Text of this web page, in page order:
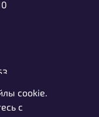
cookie.
с